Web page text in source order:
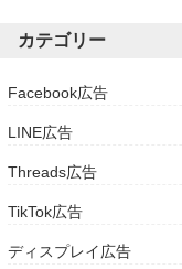
カテゴリー
Facebook広告
LINE広告
Threads広告
TikTok広告
ディスプレイ広告